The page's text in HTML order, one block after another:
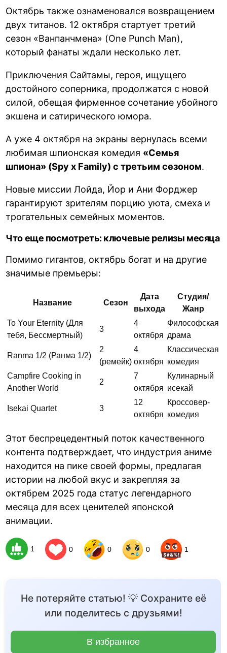
Октябрь также ознаменовался возвращением
двух титанов. 12 октября стартует третий
сезон «Ванпанчмена» (One Punch Man),
который фанаты ждали несколько лет.
Приключения Сайтамы, героя, ищущего
достойного соперника, продолжатся с новой
силой, обещая фирменное сочетание убойного
экшена и сатирического юмора.
А уже 4 октября на экраны вернулась всеми
любимая шпионская комедия «Семья
шпиона» (Spy x Family) с третьим сезоном.
Новые миссии Лойда, Йор и Ани Форджер
гарантируют зрителям порцию уюта, смеха и
трогательных семейных моментов.
Что еще посмотреть: ключевые релизы месяца
Помимо гигантов, октябрь богат и на другие
значимые премьеры:
Название Сезон
Дата
выхода
Студия/
Жанр
To Your Eternity (Для
тебя, Бессмертный)
3
4
октября
Философская
драма
Ranma 1/2 (Ранма 1/2)
2
(ремейк)
4
октября
Классическая
комедия
Campfire Cooking in
Another World
2
7
октября
Кулинарный
исекай
Isekai Quartet 3
12
октября
Кроссовер-
комедия
Этот беспрецедентный поток качественного
контента подтверждает, что индустрия аниме
находится на пике своей формы, предлагая
истории на любой вкус и закрепляя за
октябрем 2025 года статус легендарного
месяца для всех ценителей японской
анимации.
1 0 0 0 1
Не потеряйте статью! 💡 Сохраните её
или поделитесь с друзьями!
В избранное